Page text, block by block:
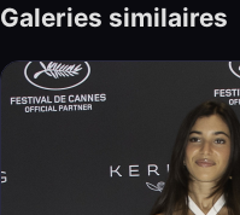
Galeries similaires